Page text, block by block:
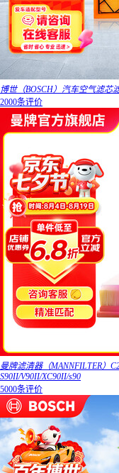
博世（BOSCH）汽车空气滤芯
2000条评价
曼牌滤清器（MANNFILTER）
S90II/V90II/XC90II/s90
5000条评价